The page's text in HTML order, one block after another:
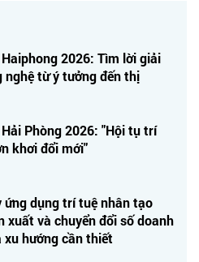
2026: Tìm lời giải
nghệ từ ý tưởng đến thị
Phòng 2026: "Hội tụ trí
khơi đổi mới"
ứng dụng trí tuệ nhân tạo
xuất và chuyển đổi số doanh
xu hướng cần thiết